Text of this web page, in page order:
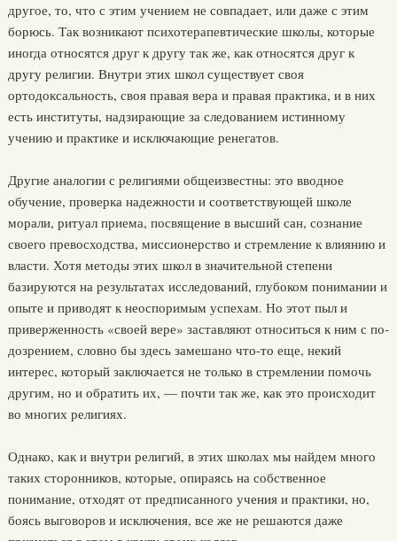
другое, то, что с этим учением не совпадает, или даже с этим
борюсь. Так возникают психотерапевтические школы, кото­рые
иногда относятся друг к другу так же, как относятся друг к
другу религии. Внутри этих школ существует своя
ортодоксальность, своя правая вера и правая практика, и в них
есть институты, надзираю­щие за следованием истинному
учению и практике и исключающие ренегатов.
Другие аналогии с религиями общеизвестны: это вводное
обучение, проверка надежности и соответствующей школе
морали, ритуал при­ема, посвящение в высший сан, сознание
своего превосходства, мисси­онерство и стремление к влиянию и
власти. Хотя методы этих школ в значительной степени
базируются на результатах исследований, глубо­ком понимании и
опыте и приводят к неоспоримым успехам. Но этот пыл и
приверженность «своей вере» заставляют относиться к ним с по­
дозрением, словно бы здесь замешано что-то еще, некий
интерес, кото­рый заключается не только в стремлении помочь
другим, но и обратить их, — почти так же, как это происходит
во многих религиях.
Однако, как и внутри религий, в этих школах мы найдем много
таких сторонников, которые, опираясь на собственное
понимание, отходят от предписанного учения и практики, но,
боясь выговоров и исключения, все же не решаются даже